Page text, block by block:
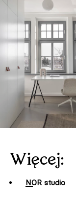
Więcej:
NOR studio